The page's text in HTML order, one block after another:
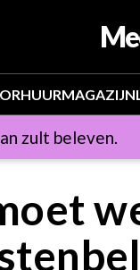
HUURMAGAZIJN
zult beleven.